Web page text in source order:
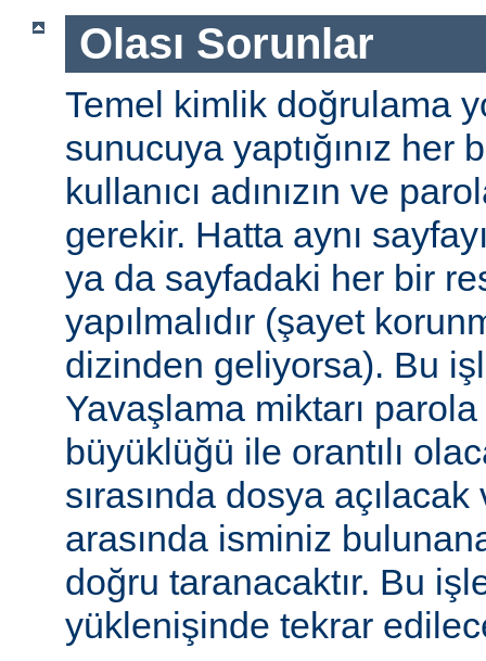
Olası Sorunlar
Temel kimlik doğrulama
sunucuya yaptığınız her
kullanıcı adınızın ve
gerekir. Hatta aynı
ya da sayfadaki her bir
yapılmalıdır (şayet
dizinden geliyorsa). Bu
Yavaşlama miktarı parola
büyüklüğü ile orantılı
sırasında dosya açılacak
arasında isminiz
doğru taranacaktır. Bu
yüklenişinde tekrar